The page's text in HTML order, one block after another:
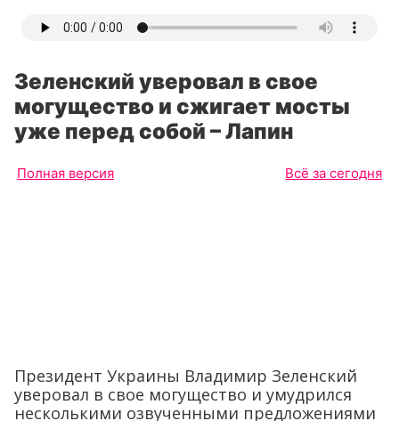
Зеленский уверовал в свое
могущество и сжигает мосты
уже перед собой – Лапин
Полная версия Всё за сегодня
Президент Украины Владимир Зеленский
уверовал в свое могущество и умудрился
несколькими озвученными предложениями